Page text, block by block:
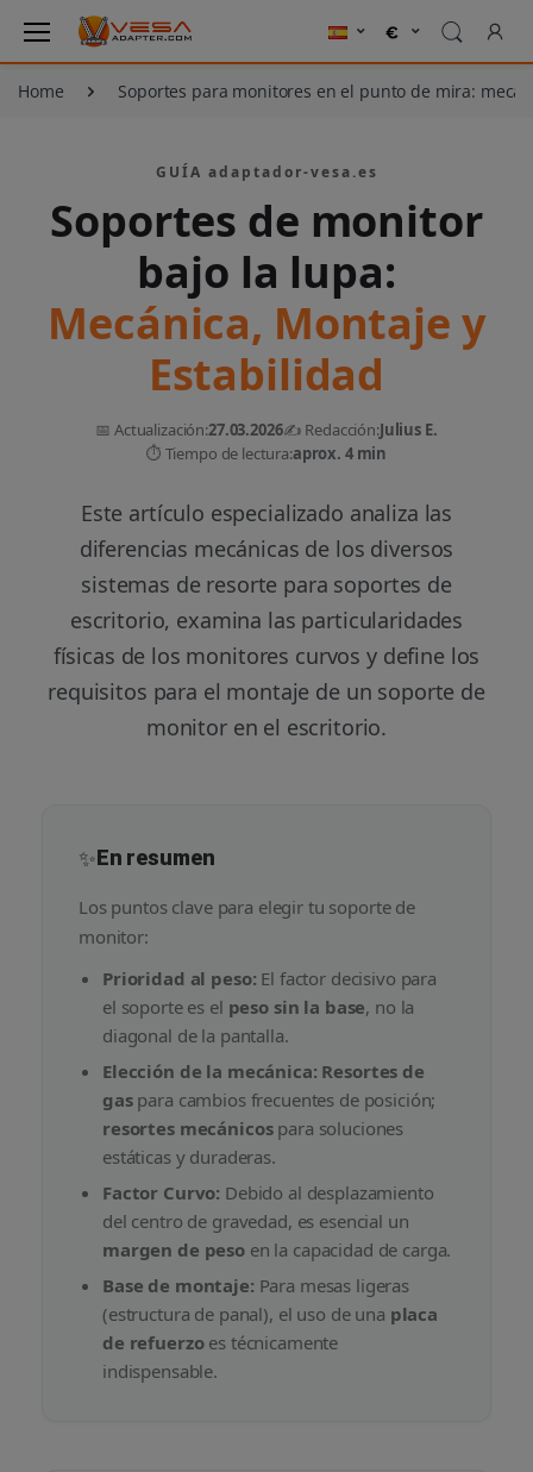
Home Soportes para monitores en el punto de mira:
GUÍA adaptador-vesa.es
Soportes de monitor
bajo la lupa:
Mecánica, Montaje y
Estabilidad
📅 Actualización:27.03.2026✍️ Redacción:Julius E.
⏱️ Tiempo de lectura:aprox. 4 min
Este artículo especializado analiza las
diferencias mecánicas de los diversos
sistemas de resorte para soportes de
escritorio, examina las particularidades
físicas de los monitores curvos y define los
requisitos para el montaje de un soporte de
monitor en el escritorio.
✨En resumen
Los puntos clave para elegir tu soporte de
monitor:
Prioridad al peso: El factor decisivo para
el soporte es el peso sin la base, no la
diagonal de la pantalla.
Elección de la mecánica: Resortes de
gaspara cambios frecuentes de posición;
resortes mecánicospara soluciones
estáticas y duraderas.
Factor Curvo: Debido al desplazamiento
del centro de gravedad, es esencial un
margen de pesoen la capacidad de carga.
Base de montaje: Para mesas ligeras
(estructura de panal), el uso de una placa
de refuerzoes técnicamente
indispensable.